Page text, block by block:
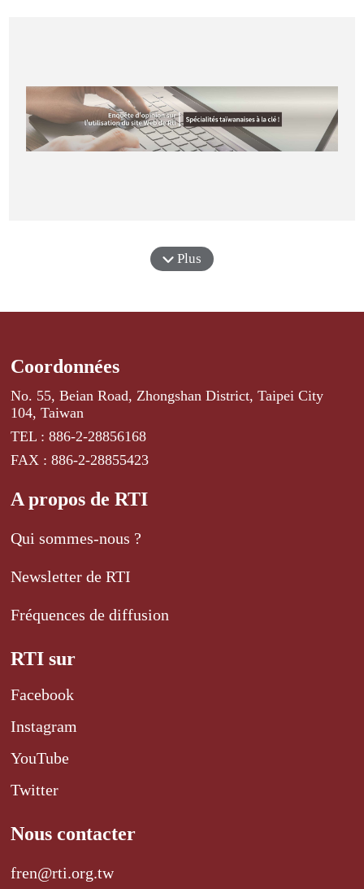
Plus
Coordonnées
No. 55, Beian Road, Zhongshan District, Taipei City
104, Taiwan
TEL : 886-2-28856168
FAX : 886-2-28855423
A propos de RTI
Qui sommes-nous ?
Newsletter de RTI
Fréquences de diffusion
RTI sur
Facebook
Instagram
YouTube
Twitter
Nous contacter
fren@rti.org.tw